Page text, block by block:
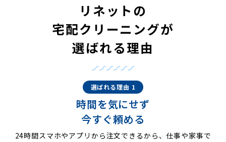
リネットの
宅配クリーニングが
選ばれる理由
選ばれる理由 1
時間を気にせず
今すぐ頼める
24時間スマホやアプリから注文できるから、仕事や家事で